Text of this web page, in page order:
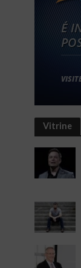
Vitrine